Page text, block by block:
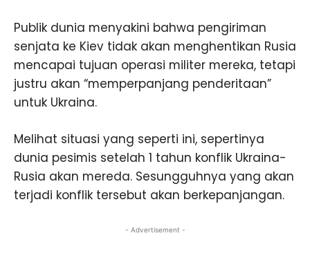
Publik dunia menyakini bahwa pengiriman
senjata ke Kiev tidak akan menghentikan Rusia
mencapai tujuan operasi militer mereka, tetapi
justru akan “memperpanjang penderitaan”
untuk Ukraina.
Melihat situasi yang seperti ini, sepertinya
dunia pesimis setelah 1 tahun konflik Ukraina-
Rusia akan mereda. Sesungguhnya yang akan
terjadi konflik tersebut akan berkepanjangan.
- Advertisement -